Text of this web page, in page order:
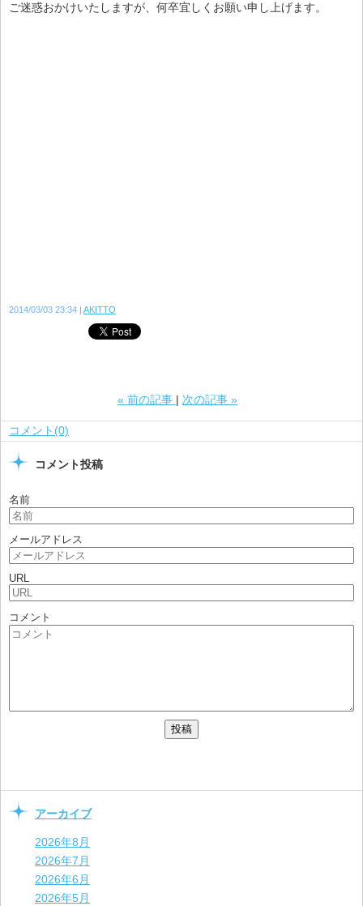
ご迷惑おかけいたしますが、何卒宜しくお願い申し上げます。
2014/03/03 23:34 AKITTO
« 前の記事 次の記事 »
コメント(0)
コメント投稿
名前
メールアドレス
URL
コメント
アーカイブ
2026年8月
2026年7月
2026年6月
2026年5月